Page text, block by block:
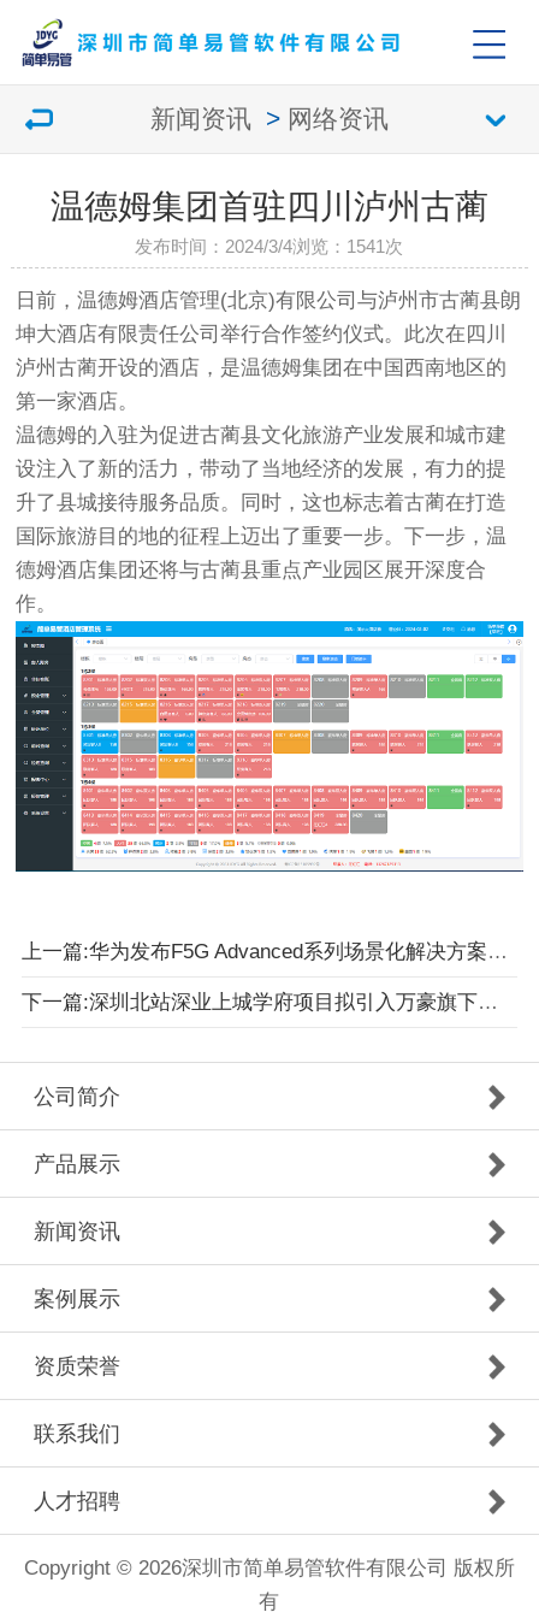
新闻资讯 > 网络资讯
温德姆集团首驻四川泸州古蔺
发布时间：2024/3/4浏览： 1541次
日前，温德姆酒店管理(北京)有限公司与泸州市古蔺县朗
坤大酒店有限责任公司举行合作签约仪式。此次在四川
泸州古蔺开设的酒店，是温德姆集团在中国西南地区的
第一家酒店。
温德姆的入驻为促进古蔺县文化旅游产业发展和城市建
设注入了新的活力，带动了当地经济的发展，有力的提
升了县城接待服务品质。同时，这也标志着古蔺在打造
国际旅游目的地的征程上迈出了重要一步。下一步，温
德姆酒店集团还将与古蔺县重点产业园区展开深度合
作。
上一篇:华为发布F5G Advanced系列场景化解决方案，筑基行业智能化
下一篇:深圳北站深业上城学府项目拟引入万豪旗下豪华精选和AC两大品牌
公司简介
产品展示
新闻资讯
案例展示
资质荣誉
联系我们
人才招聘
Copyright © 2026深圳市简单易管软件有限公司 版权所
有